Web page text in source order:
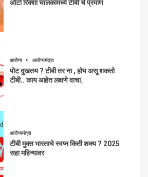
ऑटो रिक्शा चालकांमध्ये टीबी चे प्रमाण
आरोग्य आरोग्यमंत्रा
पोट दुखतय ? टीबी तर ना , होय असू शकतो
टीबी.. काय आहेत लक्षणे वाचा.
आरोग्यमंत्रा
टीबी मुक्त भारताचे स्वप्न किती शक्य ? 2025
सहा महिन्यावर